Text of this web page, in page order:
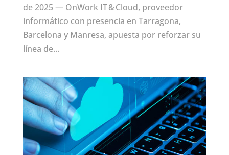
de 2025 — OnWork IT & Cloud, proveedor
informático con presencia en Tarragona,
Barcelona y Manresa, apuesta por reforzar su
línea de...